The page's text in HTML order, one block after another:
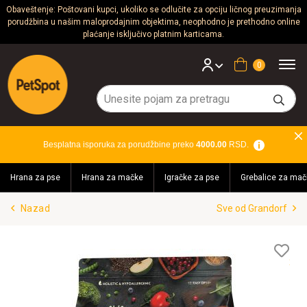
Obaveštenje: Poštovani kupci, ukoliko se odlučite za opciju ličnog preuzimanja
porudžbina u našim maloprodajnim objektima, neophodno je prethodno online
plaćanje isključivo platnim karticama.
Psi
Mačke
Glodari
Akvaristika
Teraristika
Brendovi
Akcija!
Korpa
Besplatna isporuka za porudžbine preko 4000.00RSD.
Hrana za pse Hrana za mačke Igračke za pse Grebalice za
Nazad Sve od Grandorf